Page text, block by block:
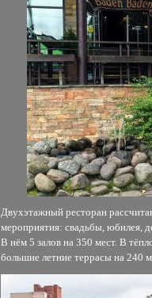
Двухэтажный ресторан
мероприятия: свадьбы, юбилея,
В нём 5 залов на 350 мест. В
большие летние террасы на 240